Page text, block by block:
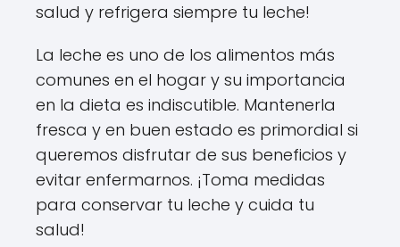
salud y refrigera siempre tu leche!
La leche es uno de los alimentos más
comunes en el hogar y su importancia
en la dieta es indiscutible. Mantenerla
fresca y en buen estado es primordial si
queremos disfrutar de sus beneficios y
evitar enfermarnos. ¡Toma medidas
para conservar tu leche y cuida tu
salud!